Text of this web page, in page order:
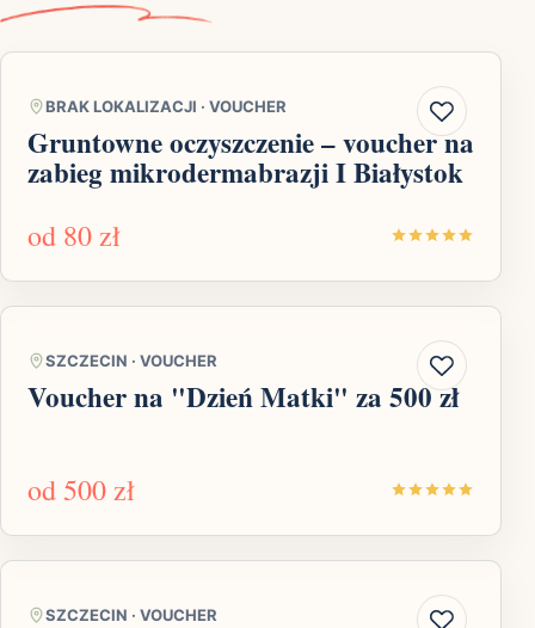
BRAK LOKALIZACJI · VOUCHER
Gruntowne oczyszczenie – voucher na
zabieg mikrodermabrazji I Białystok
od 80 zł
SZCZECIN · VOUCHER
Voucher na "Dzień Matki" za 500 zł
od 500 zł
SZCZECIN · VOUCHER